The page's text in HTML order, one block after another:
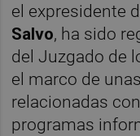
el expresidente
Salvo, ha sido
del Juzgado de
el marco de
relacionadas
programas